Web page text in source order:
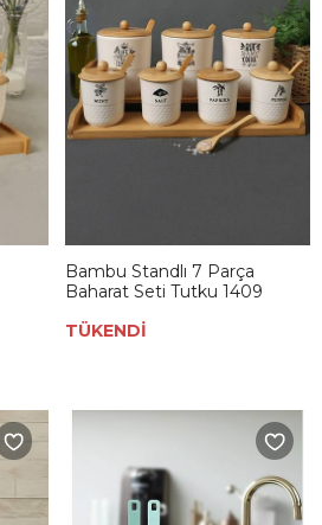
Bambu Standlı 7 Parça
Baharat Seti Tutku 1409
TÜKENDİ